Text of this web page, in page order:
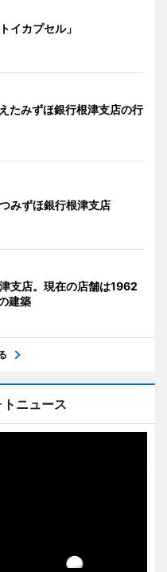
イカプセル」
たみずほ銀行根津支店の行
みずほ銀行根津支店
支店。現在の店舗は1962
建築
ニュース